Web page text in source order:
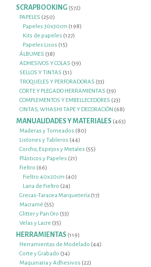
productos
SCRAPBOOKING 572572
PAPELES 250250
productos
Papeles 30x30cm 198198
Kits de papeles 127127
Papeles Lisos 1515
ÁLBUMES 3838
productos
ADHESIVOS Y COLAS 3939
SELLOS Y TINTAS 5151
productos
TROQUELES Y PERFORADORAS 3333
productos
CORTE Y PLEGADO HERRAMIENTAS 3939
productos
COMPLEMENTOS Y EMBELLECEDORES 2323
productos
CINTAS, WHASHI TAPE Y DECORACIÓN 6868
productos
MANUALIDADES Y MATERIALES 463463
Maderas y Torneados 8080
Listones y Tableros 4444
productos
Corcho, Espejos y Metales 5555
Plásticos y Papeles 2121
Fieltro 6666
productos
Fieltro 40x20cm 4040
Lana de Fieltro 2424
productos
Grecas-Taracea Marquetería 1717
Macramé 5555
productos
Glitter y Pan Oro 5353
Velas y Lacre 3535
productos
HERRAMIENTAS 119119
productos
Herramientas de Modelado 4444
Corte y Grabado 3434
productos
Maquinaria y Adhesivos 2222